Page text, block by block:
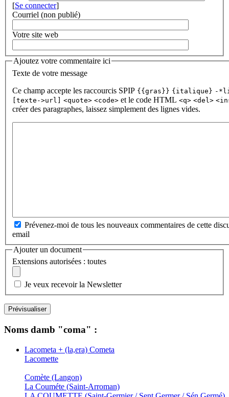
[Se connecter]
Courriel (non publié)
Votre site web
Ajoutez votre commentaire ici
Texte de votre message
Ce champ accepte les raccourcis SPIP {{gras}} {italique} -
[texte->url] <quote> <code> et le code HTML <q> <del>
créer des paragraphes, laissez simplement des lignes vides.
Prévenez-moi de tous les nouveaux commentaires de cette
email
Ajouter un document
Extensions autorisées : toutes
Je veux recevoir la Newsletter
Noms damb "coma" :
Lacometa + (la,era) Cometa
Lacomette
Comète (Langon)
La Couméte (Saint-Arroman)